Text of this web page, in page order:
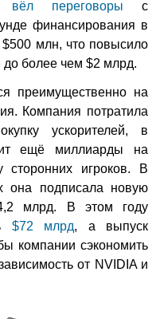
вёл переговоры с
финансирования в
млн, что повысило
до более чем $2 млрд.
преимущественно на
Компания потратила
ускорителей, в
ещё миллиарды на
сторонних игроков. В
она подписала новую
млрд. В этом году
$72 млрд, а выпуск
компании сэкономить
от NVIDIA и